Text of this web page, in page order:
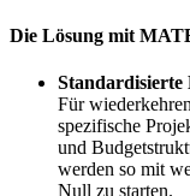
Die Lösung mit
Standardisierte
Für
spezifische
und
werden so mit
Null zu starten.